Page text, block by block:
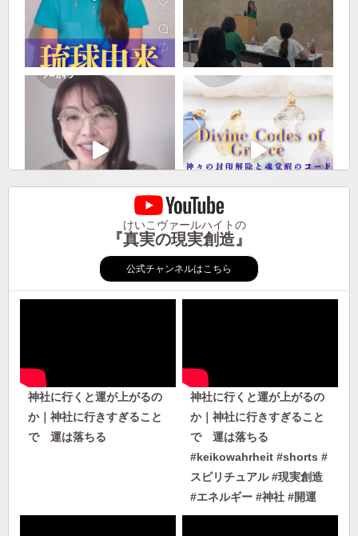
けいこヴァールハイトの
『真実の現実創造』
公式チャンネルはこちら
神社に行くと運が上がるの
か｜神社に行きすぎること
で 運は落ちる
神社に行くと運が上がるの
か｜神社に行きすぎること
で 運は落ちる
#keikowahrheit #shorts #
スピリチュアル #現実創造
#エネルギー #神社 #開運